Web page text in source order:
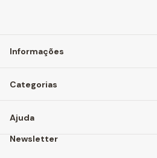
Informações
Categorias
Ajuda
Newsletter